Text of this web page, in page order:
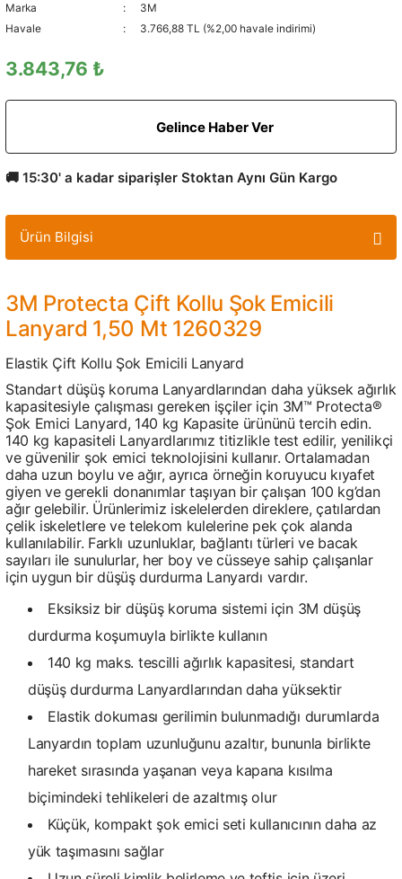
Marka
3M
Havale
3.766,88 TL (%2,00 havale indirimi)
3.843,76 ₺
Gelince Haber Ver
🚚 15:30' a kadar siparişler Stoktan Aynı Gün Kargo
Ürün Bilgisi
3M Protecta Çift Kollu Şok Emicili
Lanyard 1,50 Mt 1260329
Elastik Çift Kollu Şok Emicili Lanyard
Standart düşüş koruma Lanyardlarından daha yüksek ağırlık
kapasitesiyle çalışması gereken işçiler için 3M™ Protecta®
Şok Emici Lanyard, 140 kg Kapasite ürününü tercih edin.
140 kg kapasiteli Lanyardlarımız titizlikle test edilir, yenilikçi
ve güvenilir şok emici teknolojisini kullanır. Ortalamadan
daha uzun boylu ve ağır, ayrıca örneğin koruyucu kıyafet
giyen ve gerekli donanımlar taşıyan bir çalışan 100 kg’dan
ağır gelebilir. Ürünlerimiz iskelelerden direklere, çatılardan
çelik iskeletlere ve telekom kulelerine pek çok alanda
kullanılabilir. Farklı uzunluklar, bağlantı türleri ve bacak
sayıları ile sunulurlar, her boy ve cüsseye sahip çalışanlar
için uygun bir düşüş durdurma Lanyardı vardır.
Eksiksiz bir düşüş koruma sistemi için 3M düşüş
durdurma koşumuyla birlikte kullanın
140 kg maks. tescilli ağırlık kapasitesi, standart
düşüş durdurma Lanyardlarından daha yüksektir
Elastik dokuması gerilimin bulunmadığı durumlarda
Lanyardın toplam uzunluğunu azaltır, bununla birlikte
hareket sırasında yaşanan veya kapana kısılma
biçimindeki tehlikeleri de azaltmış olur
Küçük, kompakt şok emici seti kullanıcının daha az
yük taşımasını sağlar